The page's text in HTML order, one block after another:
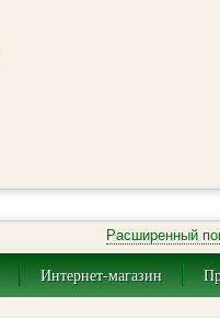
Расширенный
Интернет-магазин